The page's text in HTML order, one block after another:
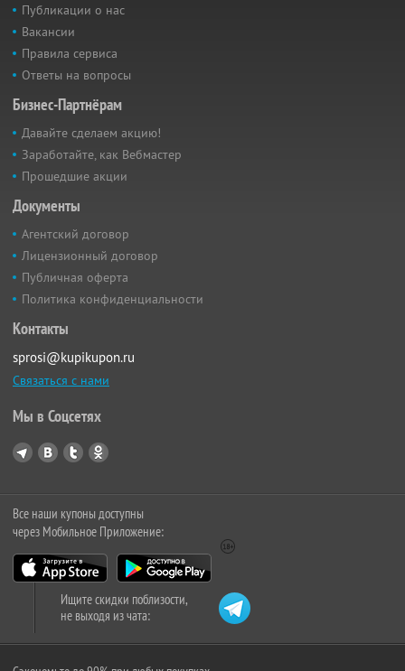
Публикации о нас
Вакансии
Правила сервиса
Ответы на вопросы
Бизнес-Партнёрам
Давайте сделаем акцию!
Заработайте, как Вебмастер
Прошедшие акции
Документы
Агентский договор
Лицензионный договор
Публичная оферта
Политика конфиденциальности
Контакты
sprosi@kupikupon.ru
Связаться с нами
Мы в Соцсетях
Все наши купоны доступны
через Мобильное Приложение:
Ищите скидки поблизости,
не выходя из чата: